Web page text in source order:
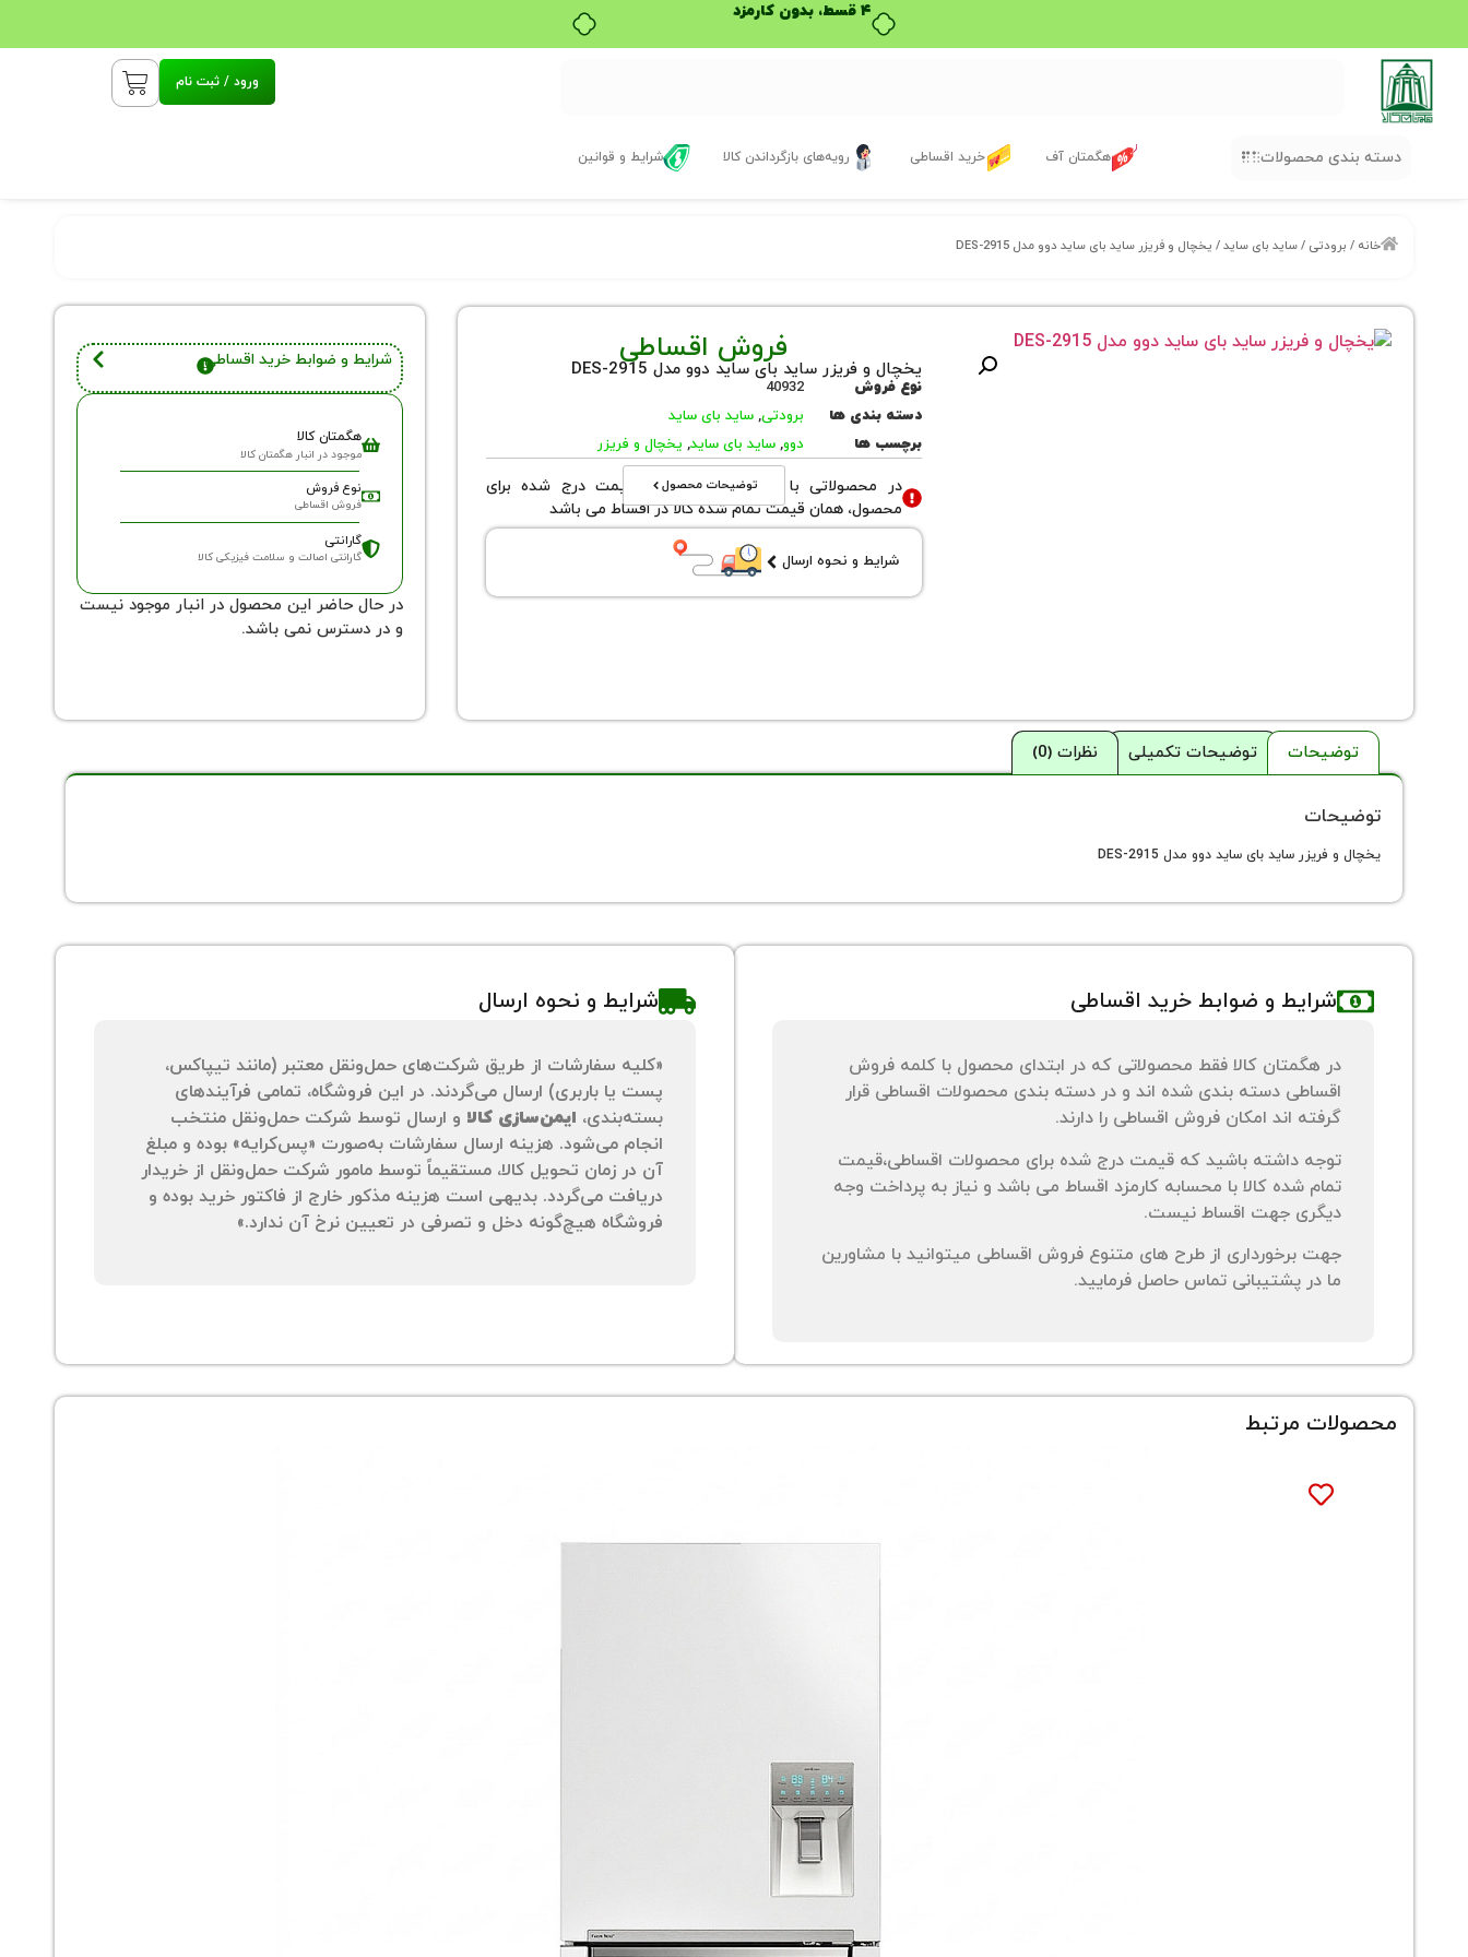
۴ قسط، بدون کارمزد
ورود / ثبت نام
دسته بندی محصولات هگمتان آف خرید اقساطی رویه‌های بازگرداندن کالا شرایط و قوانین
خانه / برودتی /ساید بای ساید/ یخچال و فریزر ساید بای ساید دوو مدل DES-2915
فروش اقساطی
یخچال و فریزر ساید بای ساید دوو مدل DES-2915
نوع فروش
40932
دسته بندی ها
برودتی,ساید بای ساید
برچسب ها
دوو,ساید بای ساید, یخچال و فریزر
توضیحات محصول
در محصولاتی با نوع فروش اقساطی قیمت درج شده برای
محصول، همان قیمت تمام شده کالا در اقساط می باشد
شرایط و نحوه ارسال
شرایط و ضوابط خرید اقساطی
هگمتان کالا
موجود در انبار هگمتان کالا
نوع فروش
فروش اقساطی
گارانتی
گارانتی اصالت و سلامت فیزیکی کالا
در حال حاضر این محصول در انبار موجود نیست
و در دسترس نمی باشد.
توضیحات توضیحات تکمیلی نظرات (0)
توضیحات
یخچال و فریزر ساید بای ساید دوو مدل DES-2915
شرایط و ضوابط خرید اقساطی
در هگمتان کالا فقط محصولاتی که در ابتدای محصول با کلمه فروش
اقساطی دسته بندی شده اند و در دسته بندی محصولات اقساطی قرار
گرفته اند امکان فروش اقساطی را دارند.
توجه داشته باشید که قیمت درج شده برای محصولات اقساطی،قیمت
تمام شده کالا با محسابه کارمزد اقساط می باشد و نیاز به پرداخت وجه
دیگری جهت اقساط نیست.
جهت برخورداری از طرح های متنوع فروش اقساطی میتوانید با مشاورین
ما در پشتیبانی تماس حاصل فرمایید.
شرایط و نحوه ارسال
«کلیه سفارشات از طریق شرکت‌های حمل‌ونقل معتبر (مانند تیپاکس،
پست یا باربری) ارسال می‌گردند. در این فروشگاه، تمامی فرآیندهای
بسته‌بندی، ایمن‌سازی کالا و ارسال توسط شرکت حمل‌ونقل منتخب
انجام می‌شود. هزینه ارسال سفارشات به‌صورت «پس‌کرایه» بوده و مبلغ
آن در زمان تحویل کالا، مستقیماً توسط مامور شرکت حمل‌ونقل از خریدار
دریافت می‌گردد. بدیهی است هزینه مذکور خارج از فاکتور خرید بوده و
فروشگاه هیچ‌گونه دخل و تصرفی در تعیین نرخ آن ندارد.»
محصولات مرتبط